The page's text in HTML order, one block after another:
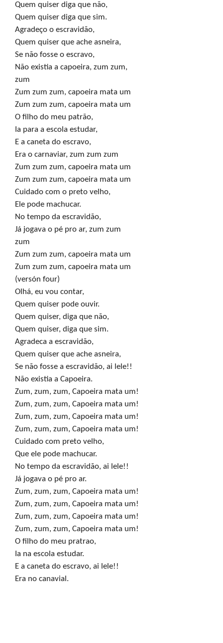
Quem quiser diga que não,
Quem quiser diga que sim.
Agradeço o escravidão,
Quem quiser que ache asneira,
Se não fosse o escravo,
Não existia a capoeira, zum zum,
zum
Zum zum zum, capoeira mata um
Zum zum zum, capoeira mata um
O filho do meu patrão,
Ia para a escola estudar,
E a caneta do escravo,
Era o carnaviar, zum zum zum
Zum zum zum, capoeira mata um
Zum zum zum, capoeira mata um
Cuidado com o preto velho,
Ele pode machucar.
No tempo da escravidão,
Já jogava o pé pro ar, zum zum
zum
Zum zum zum, capoeira mata um
Zum zum zum, capoeira mata um
(versón four)
Olhá, eu vou contar,
Quem quiser pode ouvir.
Quem quiser, diga que não,
Quem quiser, diga que sim.
Agradeca a escravidão,
Quem quiser que ache asneira,
Se não fosse a escravidão, ai lele!!
Não existia a Capoeira.
Zum, zum, zum, Capoeira mata um!
Zum, zum, zum, Capoeira mata um!
Zum, zum, zum, Capoeira mata um!
Zum, zum, zum, Capoeira mata um!
Cuidado com preto velho,
Que ele pode machucar.
No tempo da escravidão, ai lele!!
Já jogava o pé pro ar.
Zum, zum, zum, Capoeira mata um!
Zum, zum, zum, Capoeira mata um!
Zum, zum, zum, Capoeira mata um!
Zum, zum, zum, Capoeira mata um!
O filho do meu pratrao,
Ia na escola estudar.
E a caneta do escravo, ai lele!!
Era no canavial.